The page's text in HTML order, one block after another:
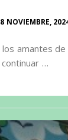
8 NOVIEMBRE,
los amantes
…